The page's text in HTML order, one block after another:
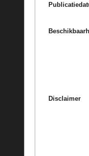
Disclaimer